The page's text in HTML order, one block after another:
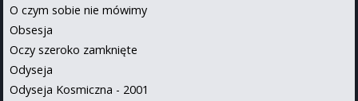
O czym sobie nie mówimy
Obsesja
Oczy szeroko zamknięte
Odyseja
Odyseja Kosmiczna - 2001